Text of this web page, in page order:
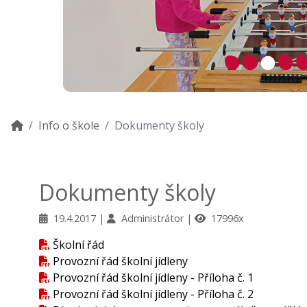
Info o škole Dokumenty školy
Dokumenty školy
19.4.2017 Administrátor 17996x
Školní řád
Provozní řád školní jídleny
Provozní řád školní jídleny - Příloha č. 1
Provozní řád školní jídleny - Příloha č. 2